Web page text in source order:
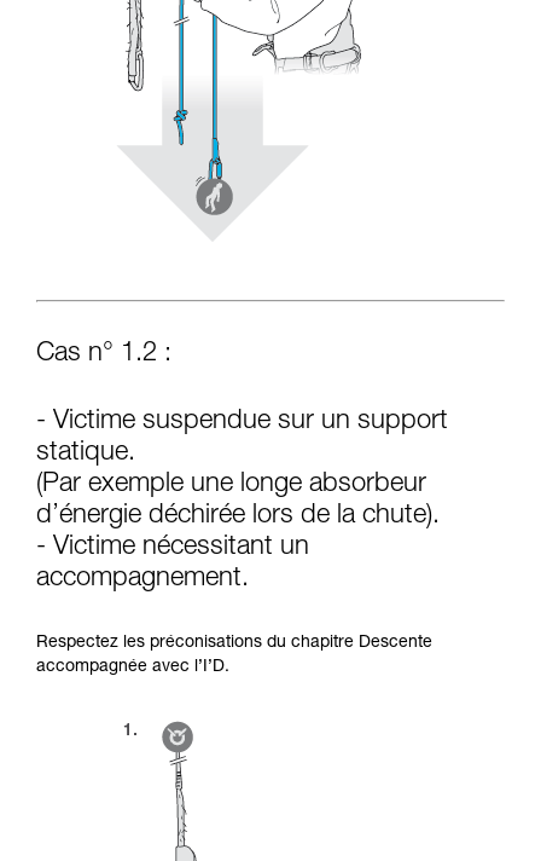
Cas n° 1.2 :
- Victime suspendue sur un support
statique.
(Par exemple une longe absorbeur
d’énergie déchirée lors de la chute).
- Victime nécessitant un
accompagnement.
Respectez les préconisations du chapitre Descente
accompagnée avec l’I’D.